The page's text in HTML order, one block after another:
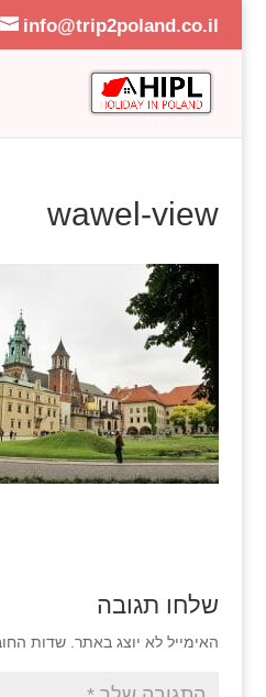
info@trip2poland.co.il
wawel-view
שלחו תגובה
האימייל לא יוצג באתר. שדות